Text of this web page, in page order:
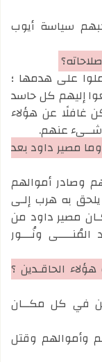
سياسة أيوب
على هدمها ؛
إليهم كل حاسد
غافلًا عن هؤلاء
شــيء عنهم.
مصير داود بعد
وصادر أموالهم
به هرب إلـى
مصير داود من
ونُـــور
الحاقـدين ؟
في كل مكــان
وأموالهم وقتل